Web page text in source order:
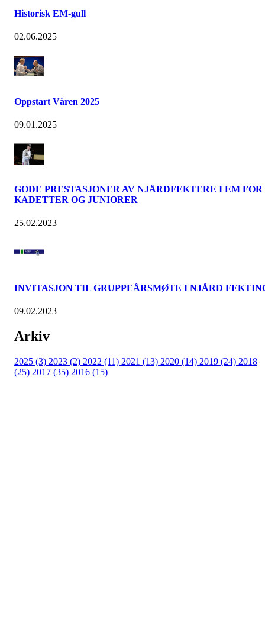
Historisk EM-gull
02.06.2025
Oppstart Våren 2025
09.01.2025
GODE PRESTASJONER AV NJÅRDFEKTERE I EM FOR
KADETTER OG JUNIORER
25.02.2023
INVITASJON TIL GRUPPEÅRSMØTE I NJÅRD
09.02.2023
Arkiv
2025 (3) 2023 (2) 2022 (11) 2021 (13) 2020 (14) 2019 (24) 2018
(25) 2017 (35) 2016 (15)